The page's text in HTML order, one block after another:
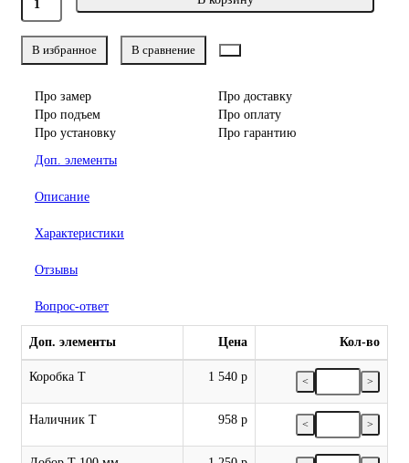
В избранное В сравнение
Про замер
Про доставку
Про подъем
Про оплату
Про установку
Про гарантию
Доп. элементы
Описание
Характеристики
Отзывы
Вопрос-ответ
Доп. элементы Цена Кол-во
Коробка Т 1 540 р < >
Наличник Т 958 р < >